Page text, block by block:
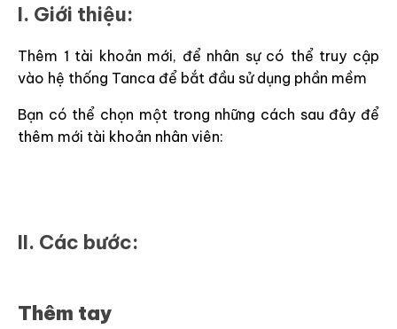
I. Giới thiệu:
Thêm 1 tài khoản mới, để nhân sự có thể truy cập
vào hệ thống Tanca để bắt đầu sử dụng phần mềm
Bạn có thể chọn một trong những cách sau đây để
thêm mới tài khoản nhân viên:
II. Các bước:
Thêm tay